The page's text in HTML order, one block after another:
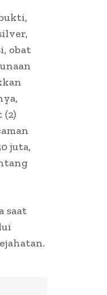
obat
(2)
juta,
saat